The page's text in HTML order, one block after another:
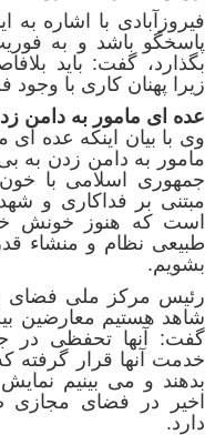
فیروزآبادی با اشاره به
پاسخگو باشد و به
بگذارد، گفت: باید
زیرا پهنان کاری با
عده ای مامور به دامن
وی با بیان اینکه عده
مامور به دامن زدن به
جمهوری اسلامی با
مبتنی بر فداکاری و
است که هنوز خونش
طبیعی نظام و منشاء
بشویم.
رئیس مرکز ملی فضای
شاهد هستیم معارضین
گفت: آنها تحفظی در
خدمت آنها قرار گرفته
بدهند و می بینیم
اخیر در فضای
دارد.